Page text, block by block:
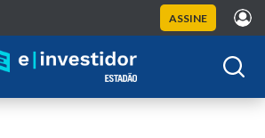
ASSINE